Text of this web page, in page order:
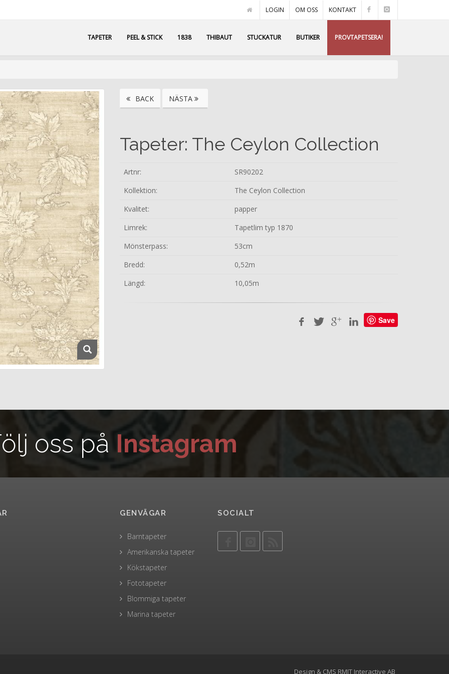
LOGIN OM OSS KONTAKT
TAPETER PEEL & STICK 1838 THIBAUT STUCKATUR BUTIKER PROVTAPETSERA!
BACK NÄSTA
Tapeter: The Ceylon Collection
Artnr:
SR90202
Kollektion:
The Ceylon Collection
Kvalitet:
papper
Limrek:
Tapetlim typ 1870
Mönsterpass:
53cm
Bredd:
0,52m
Längd:
10,05m
Save
oss på Instagram
GENVÄGAR
Barntapeter
Amerikanska tapeter
Kökstapeter
Fototapeter
Blommiga tapeter
Marina tapeter
SOCIALT
Design & CMS RMIT Interactive AB